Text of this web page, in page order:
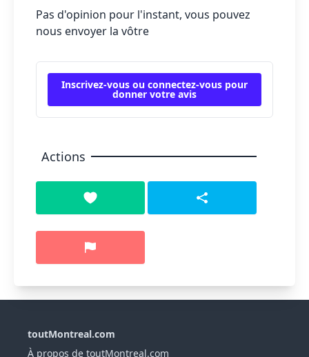
Pas d'opinion pour l'instant, vous pouvez
nous envoyer la vôtre
Inscrivez-vous ou connectez-vous pour
donner votre avis
Actions
toutMontreal.com
À propos de toutMontreal.com